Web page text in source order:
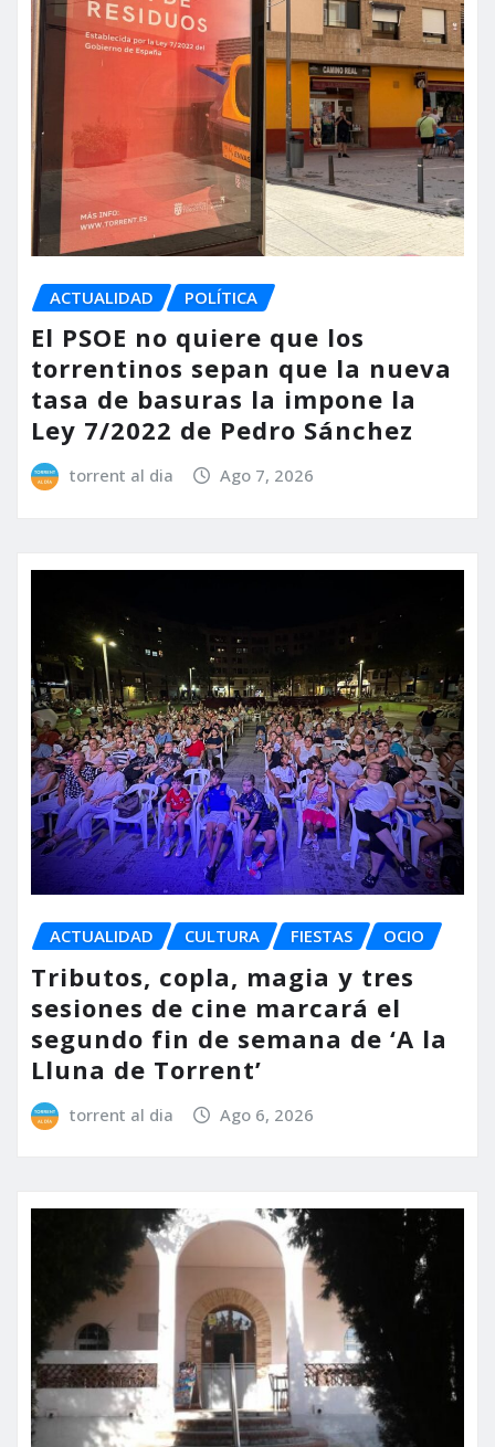
ACTUALIDAD POLÍTICA
El PSOE no quiere que los
torrentinos sepan que la nueva
tasa de basuras la impone la
Ley 7/2022 de Pedro Sánchez
torrent al dia Ago 7, 2026
ACTUALIDAD CULTURA FIESTAS OCIO
Tributos, copla, magia y tres
sesiones de cine marcará el
segundo fin de semana de ‘A la
Lluna de Torrent’
torrent al dia Ago 6, 2026